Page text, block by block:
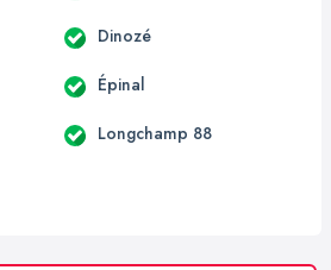
Dinozé
Épinal
Longchamp 88